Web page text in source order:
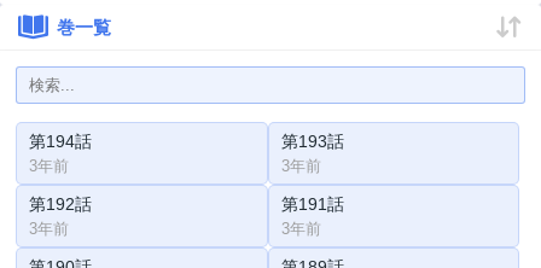
巻一覧
第194話
3年前
第193話
3年前
第192話
3年前
第191話
3年前